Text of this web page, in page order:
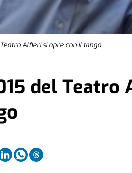
Alfieri si apre con il tango
del Teatro